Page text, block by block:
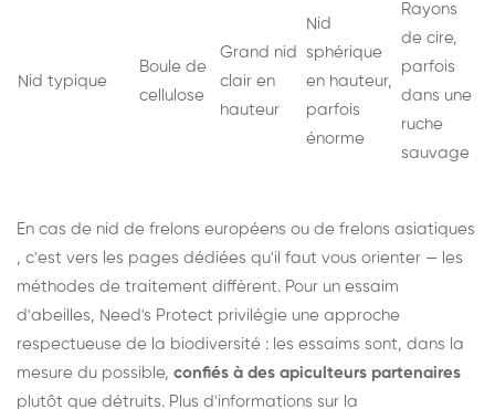
Nid typique
Boule de
cellulose
Grand nid
clair en
hauteur
Nid
sphérique
en hauteur,
parfois
énorme
Rayons
de cire,
parfois
dans une
ruche
sauvage
En cas de nid de frelons européens ou de frelons asiatiques
, c'est vers les pages dédiées qu'il faut vous orienter — les
méthodes de traitement diffèrent. Pour un essaim
d'abeilles, Need's Protect privilégie une approche
respectueuse de la biodiversité : les essaims sont, dans la
mesure du possible, confiés à des apiculteurs partenaires
plutôt que détruits. Plus d'informations sur la